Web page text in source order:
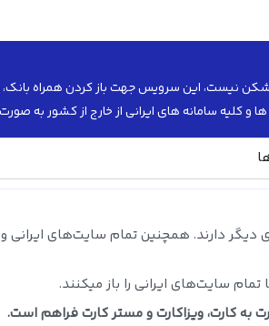
نیست، این سرویس جهت باز کردن همراه
و کلیه سامانه های ایرانی از خارج از کشور به
دارند. همچنین تمام سایت‌های ایرانی
سایت‌های ایرانی را باز میکنند.
به کارت، ویزاکارت و مستر کارت فراهم است.